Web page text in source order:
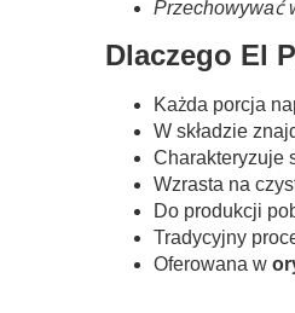
Przechowywać
Dlaczego El
Każda porcja
W składzie
Charakteryzuje
Wzrasta na
Do produkcji
Tradycyjny
Oferowana w